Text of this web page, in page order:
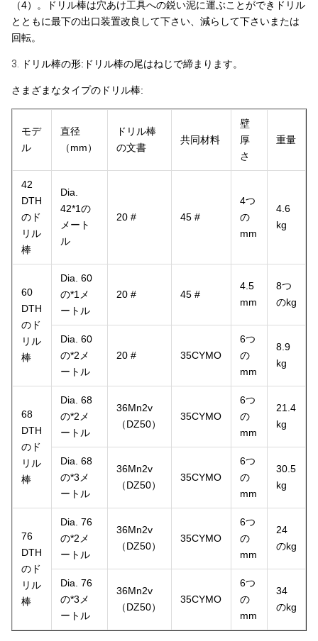
（4）。ドリル棒は穴あけ工具への鋭い泥に運ぶことができドリル
とともに最下の出口装置改良して下さい、減らして下さいまたは
回転。
3. ドリル棒の形:ドリル棒の尾はねじで締まります。
さまざまなタイプのドリル棒:
モデ
ル
直径
（mm）
ドリル棒
の文書
共同材料
壁
厚
さ
重量
42
DTH
のド
リル
棒
Dia.
42*1の
メート
ル
20 # 45 #
4つ
の
mm
4.6
kg
60
DTH
のド
リル
棒
Dia. 60
の*1メ
ートル
20 # 45 #
4.5
mm
8つ
のkg
Dia. 60
の*2メ
ートル
20 # 35CYMO
6つ
の
mm
8.9
kg
68
DTH
のド
リル
棒
Dia. 68
の*2メ
ートル
36Mn2v
（DZ50）
35CYMO
6つ
の
mm
21.4
kg
Dia. 68
の*3メ
ートル
36Mn2v
（DZ50）
35CYMO
6つ
の
mm
30.5
kg
76
DTH
のド
リル
棒
Dia. 76
の*2メ
ートル
36Mn2v
（DZ50）
35CYMO
6つ
の
mm
24
のkg
Dia. 76
の*3メ
ートル
36Mn2v
（DZ50）
35CYMO
6つ
の
mm
34
のkg